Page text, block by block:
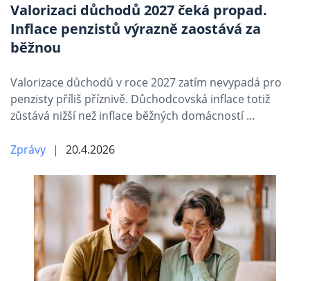
Valorizaci důchodů 2027 čeká propad.
Inflace penzistů výrazně zaostává za
běžnou
Valorizace důchodů v roce 2027 zatím nevypadá pro
penzisty příliš příznivě. Důchodcovská inflace totiž
zůstává nižší než inflace běžných domácností …
Zprávy 20.4.2026